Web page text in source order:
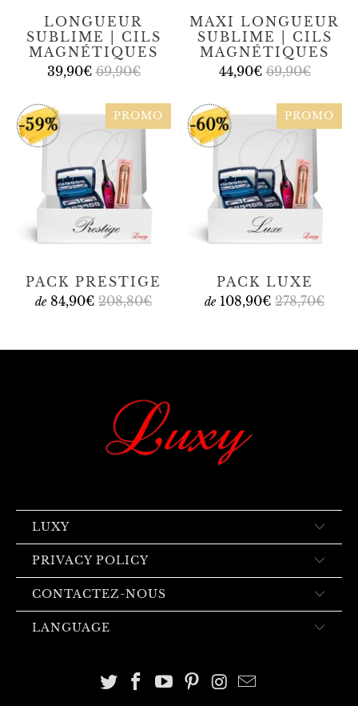
LONGUEUR
SUBLIME | CILS
MAGNÉTIQUES
39,90€ 69,90€
MAXI LONGUEUR
SUBLIME | CILS
MAGNÉTIQUES
44,90€ 69,90€
PROMO
PACK PRESTIGE
de 84,90€ 208,80€
PROMO
PACK LUXE
de 108,90€ 278,70€
LUXY
PRIVACY POLICY
CONTACTEZ-NOUS
LANGUAGE